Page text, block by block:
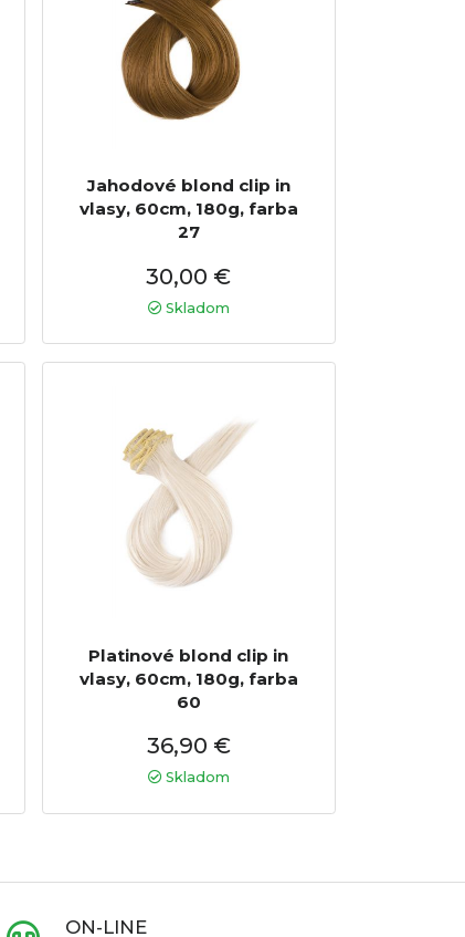
Jahodové blond clip in
vlasy, 60cm, 180g, farba
27
30,00 €
Skladom
Platinové blond clip in
vlasy, 60cm, 180g, farba
60
36,90 €
Skladom
ON-LINE